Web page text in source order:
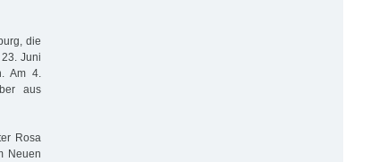
die
Juni
Am 4.
aus
Rosa
Neuen